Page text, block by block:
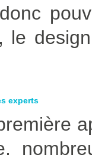
le
experts